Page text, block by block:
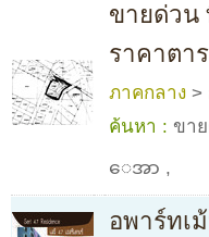
ขายด่วน
ราคาตา
ภาคกลาง >
ค้นหา : ขา
ေအာ ,
อพาร์ทเ